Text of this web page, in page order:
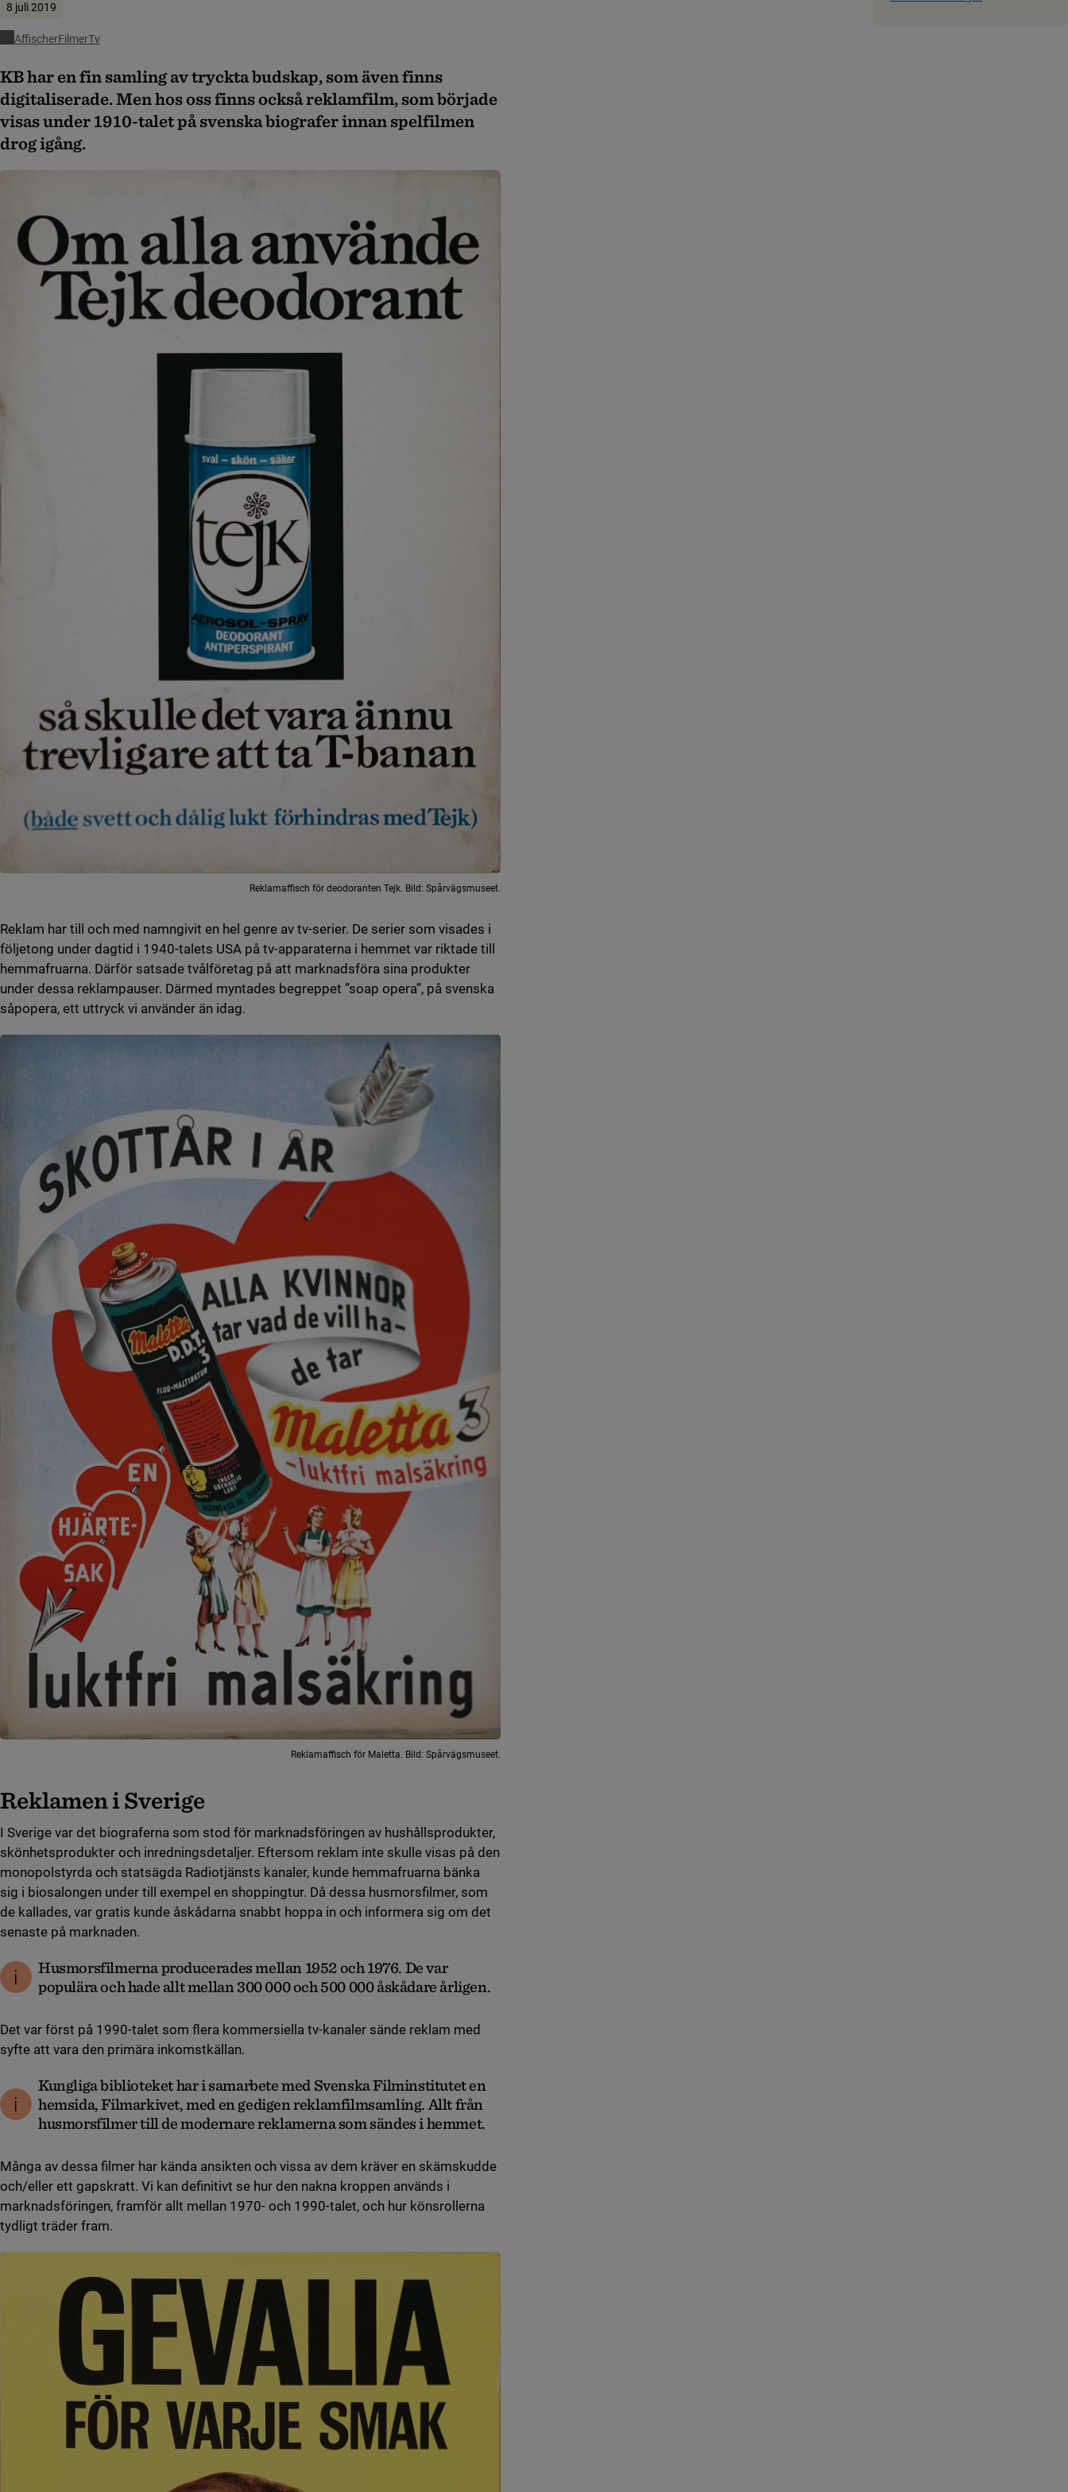
8 juli 2019
AffischerFilmerTv
KB har en fin samling av tryckta budskap, som även finns
digitaliserade. Men hos oss finns också reklamfilm, som började
visas under 1910-talet på svenska biografer innan spelfilmen
drog igång.
Reklamaffisch för deodoranten Tejk. Bild: Spårvägsmuseet.
Reklam har till och med namngivit en hel genre av tv-serier. De serier som visades i
följetong under dagtid i 1940-talets USA på tv-apparaterna i hemmet var riktade till
hemmafruarna. Därför satsade tvålföretag på att marknadsföra sina produkter
under dessa reklampauser. Därmed myntades begreppet ”soap opera”, på svenska
såpopera, ett uttryck vi använder än idag.
Reklamaffisch för Maletta. Bild: Spårvägsmuseet.
Reklamen i Sverige
I Sverige var det biograferna som stod för marknadsföringen av hushållsprodukter,
skönhetsprodukter och inredningsdetaljer. Eftersom reklam inte skulle visas på den
monopolstyrda och statsägda Radiotjänsts kanaler, kunde hemmafruarna bänka
sig i biosalongen under till exempel en shoppingtur. Då dessa husmorsfilmer, som
de kallades, var gratis kunde åskådarna snabbt hoppa in och informera sig om det
senaste på marknaden.
Husmorsfilmerna producerades mellan 1952 och 1976. De var
populära och hade allt mellan 300 000 och 500 000 åskådare årligen.
Det var först på 1990-talet som flera kommersiella tv-kanaler sände reklam med
syfte att vara den primära inkomstkällan.
Kungliga biblioteket har i samarbete med Svenska Filminstitutet en
hemsida, Filmarkivet, med en gedigen reklamfilmsamling. Allt från
husmorsfilmer till de modernare reklamerna som sändes i hemmet.
Många av dessa filmer har kända ansikten och vissa av dem kräver en skämskudde
och/eller ett gapskratt. Vi kan definitivt se hur den nakna kroppen används i
marknadsföringen, framför allt mellan 1970- och 1990-talet, och hur könsrollerna
tydligt träder fram.